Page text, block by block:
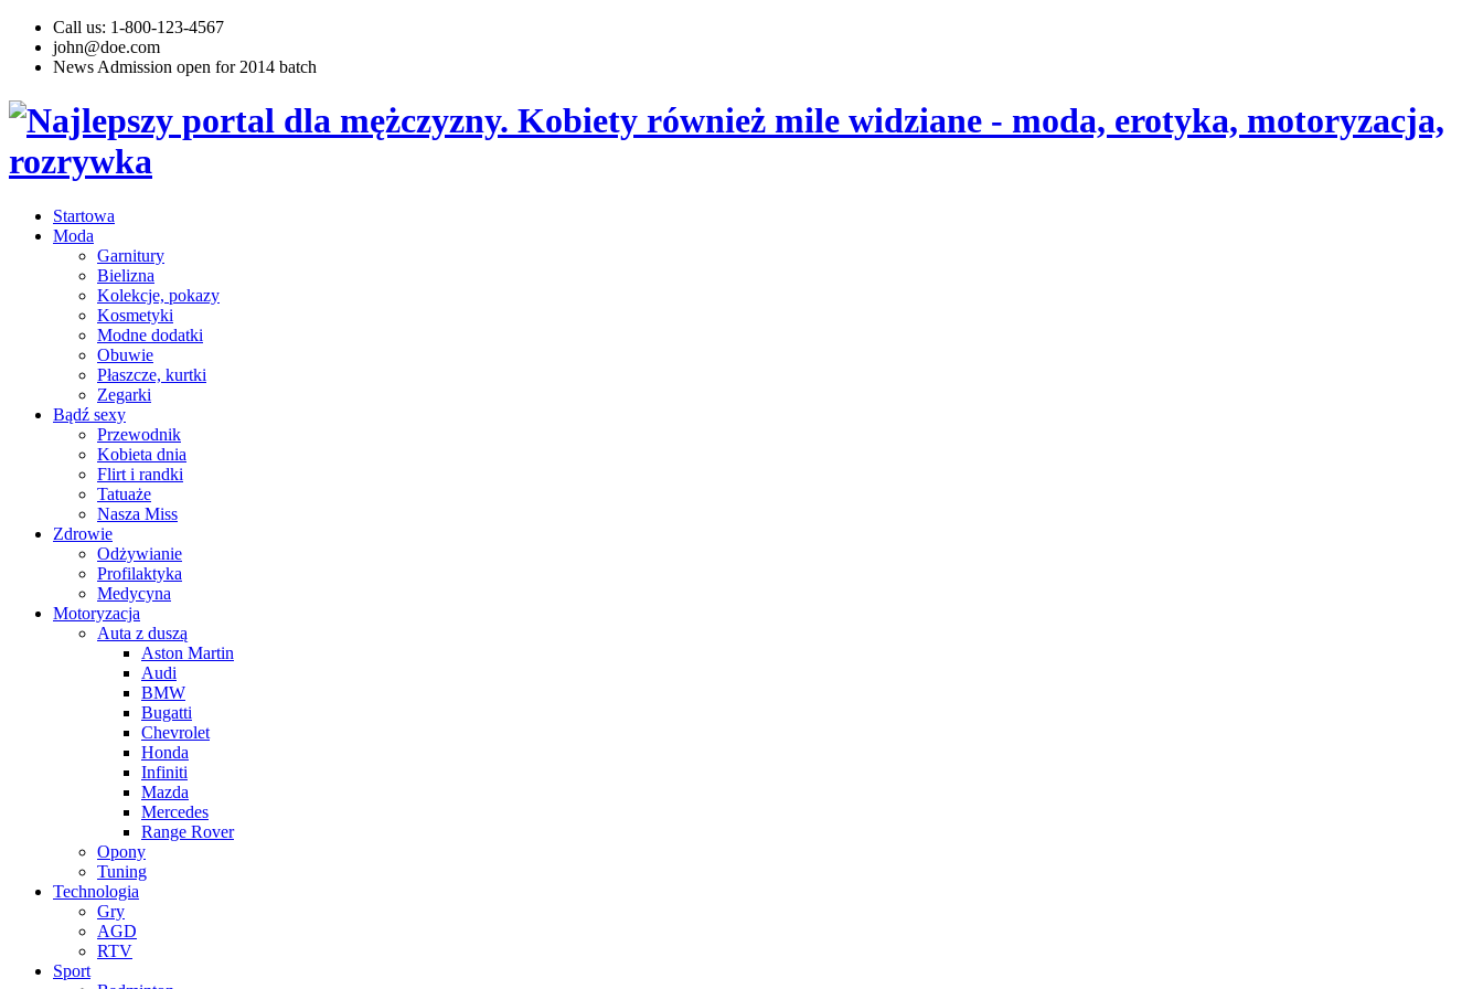
Call us: 1-800-123-4567
john@doe.com
News Admission open for 2014 batch
Startowa
Moda
Garnitury
Bielizna
Kolekcje, pokazy
Kosmetyki
Modne dodatki
Obuwie
Płaszcze, kurtki
Zegarki
Bądź sexy
Przewodnik
Kobieta dnia
Flirt i randki
Tatuaże
Nasza Miss
Zdrowie
Odżywianie
Profilaktyka
Medycyna
Motoryzacja
Auta z duszą
Aston Martin
Audi
BMW
Bugatti
Chevrolet
Honda
Infiniti
Mazda
Mercedes
Range Rover
Opony
Tuning
Technologia
Gry
AGD
RTV
Sport